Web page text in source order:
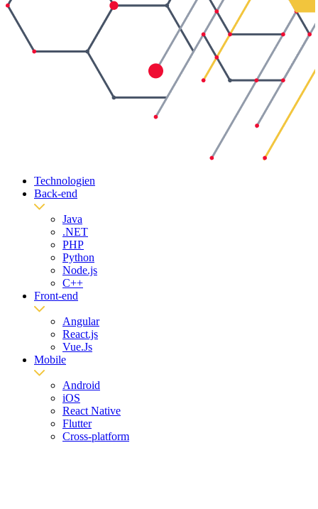
Technologien
Back-end
Java
.NET
PHP
Python
Node.js
C++
Front-end
Angular
React.js
Vue.Js
Mobile
Android
iOS
React Native
Flutter
Cross-platform